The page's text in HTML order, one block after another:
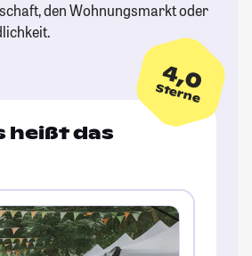
den Wohnungsmarkt oder
4,0
Sterne
heißt das